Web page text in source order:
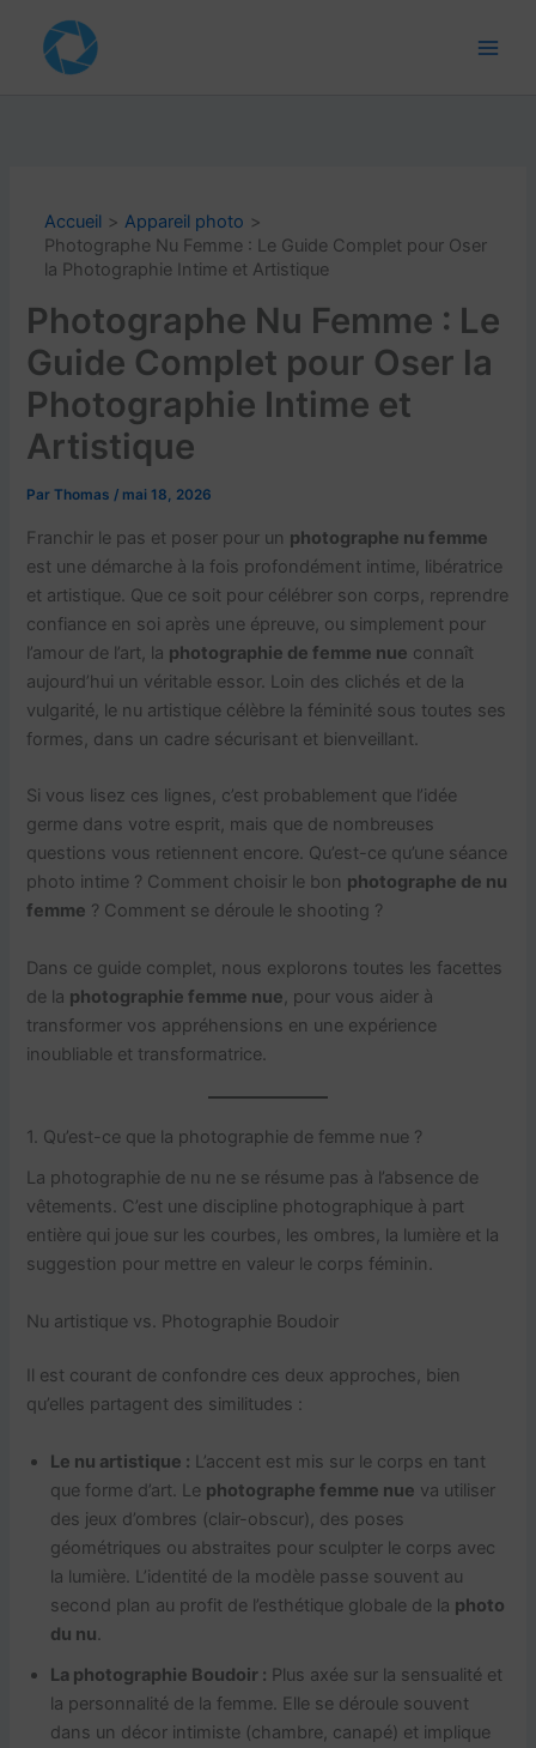
contenu
Accueil
Appareil photo
Photographe Nu Femme : Le Guide Complet pour Oser
la Photographie Intime et Artistique
Photographe Nu Femme : Le
Guide Complet pour Oser la
Photographie Intime et
Artistique
ParThomas/ mai 18, 2026
Franchir le pas et poser pour un photographe nu femme
est une démarche à la fois profondément intime, libératrice
et artistique. Que ce soit pour célébrer son corps, reprendre
confiance en soi après une épreuve, ou simplement pour
l’amour de l’art, la photographie de femme nue connaît
aujourd’hui un véritable essor. Loin des clichés et de la
vulgarité, le nu artistique célèbre la féminité sous toutes ses
formes, dans un cadre sécurisant et bienveillant.
Si vous lisez ces lignes, c’est probablement que l’idée
germe dans votre esprit, mais que de nombreuses
questions vous retiennent encore. Qu’est-ce qu’une séance
photo intime ? Comment choisir le bon photographe de nu
femme ? Comment se déroule le shooting ?
Dans ce guide complet, nous explorons toutes les facettes
de la photographie femme nue, pour vous aider à
transformer vos appréhensions en une expérience
inoubliable et transformatrice.
1. Qu’est-ce que la photographie de femme nue ?
La photographie de nu ne se résume pas à l’absence de
vêtements. C’est une discipline photographique à part
entière qui joue sur les courbes, les ombres, la lumière et la
suggestion pour mettre en valeur le corps féminin.
Nu artistique vs. Photographie Boudoir
Il est courant de confondre ces deux approches, bien
qu’elles partagent des similitudes :
Le nu artistique : L’accent est mis sur le corps en tant
que forme d’art. Le photographe femme nue va utiliser
des jeux d’ombres (clair-obscur), des poses
géométriques ou abstraites pour sculpter le corps avec
la lumière. L’identité de la modèle passe souvent au
second plan au profit de l’esthétique globale de la photo
du nu.
La photographie Boudoir : Plus axée sur la sensualité et
la personnalité de la femme. Elle se déroule souvent
dans un décor intimiste (chambre, canapé) et implique